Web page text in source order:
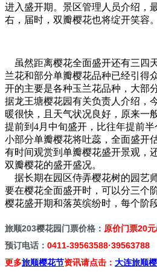
进入盛开期。景区管理人员介绍，
右，届时，双瓣樱花也将绽开笑容。
虽然距离樱花全面盛开还有三四
兰花和部分单瓣樱花品种已经引得
开的主要是各种玉兰花品种，大部
据龙王塘樱花园有关负责人介绍，
暖很快，且天气状况良好，原来一
提前到4月中旬盛开，比往年提前半
小部分单瓣樱花将吐蕊，全面盛开
有时间观赏到单瓣樱花盛开景观，
双瓣樱花的盛开盛况。
据长期在园区侍弄樱花树的园艺
要在樱花全面盛开时，可以分三个
樱花盛开期和落英缤纷时，每个阶
旅顺203樱花园门票价格： 原价门票20
预订电话： 0411-39563588·39563788
更多旅顺樱花节资讯请点击： 大连旅顺